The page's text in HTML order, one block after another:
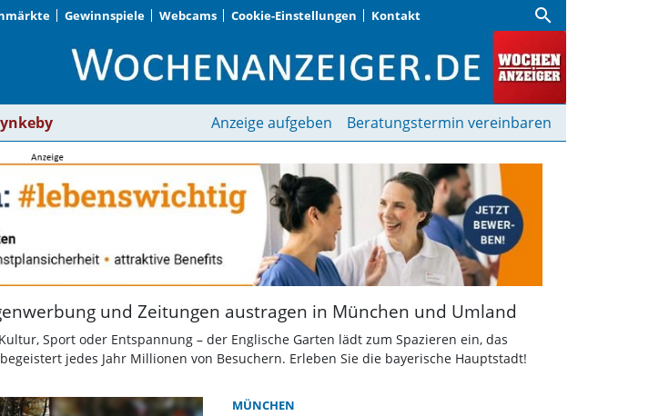
Gewinnspiele Webcams Cookie-Einstellungen Kontakt search
Nachrichten, Events &
Anzeige aufgeben Beratungstermin vereinbaren
und Zeitungen austragen in München und Umland
Sport oder Entspannung – der Englische Garten lädt zum Spazieren ein, das
jedes Jahr Millionen von Besuchern. Erleben Sie die bayerische Hauptstadt!
MÜNCHEN